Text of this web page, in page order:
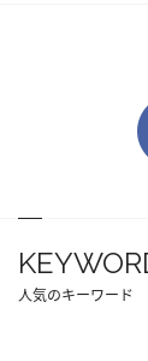
人気のキーワード